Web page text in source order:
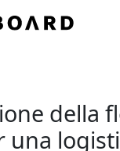
della
una